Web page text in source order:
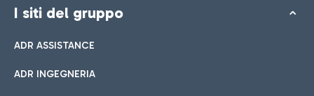
I siti del gruppo
ADR ASSISTANCE
ADR INGEGNERIA